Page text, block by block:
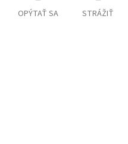
OPÝTAŤ SA STRÁŽIŤ